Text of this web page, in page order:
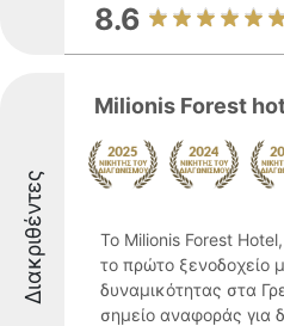
8.6
Διακριθέντες
Milionis Forest
Το Milionis Forest
το πρώτο ξενοδοχείο
δυναμικότητας στα
σημείο αναφοράς για